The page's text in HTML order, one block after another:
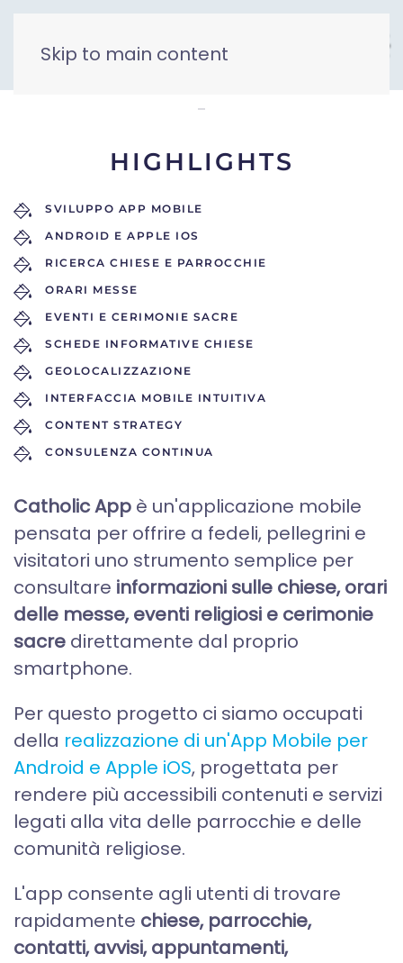
Skip to main content
HIGHLIGHTS
SVILUPPO APP MOBILE
ANDROID E APPLE IOS
RICERCA CHIESE E PARROCCHIE
ORARI MESSE
EVENTI E CERIMONIE SACRE
SCHEDE INFORMATIVE CHIESE
GEOLOCALIZZAZIONE
INTERFACCIA MOBILE INTUITIVA
CONTENT STRATEGY
CONSULENZA CONTINUA
Catholic App è un'applicazione mobile
pensata per offrire a fedeli, pellegrini e
visitatori uno strumento semplice per
consultare informazioni sulle chiese, orari
delle messe, eventi religiosi e cerimonie
sacre direttamente dal proprio
smartphone.
Per questo progetto ci siamo occupati
della realizzazione di un'App Mobile per
Android e Apple iOS, progettata per
rendere più accessibili contenuti e servizi
legati alla vita delle parrocchie e delle
comunità religiose.
L'app consente agli utenti di trovare
rapidamente chiese, parrocchie,
contatti, avvisi, appuntamenti,